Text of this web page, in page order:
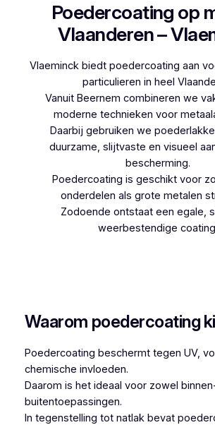
Poedercoating op
Vlaanderen –
Vlaeminck biedt poedercoating aan
particulieren in heel
Vanuit Beernem combineren we
moderne technieken voor
Daarbij gebruiken we
duurzame, slijtvaste en visueel
bescherming.
Poedercoating is geschikt voor
onderdelen als grote metalen
Zodoende ontstaat een egale,
weerbestendige
Waarom poedercoating
Poedercoating beschermt tegen UV,
chemische invloeden.
Daarom is het ideaal voor zowel
buitentoepassingen.
In tegenstelling tot natlak bevat